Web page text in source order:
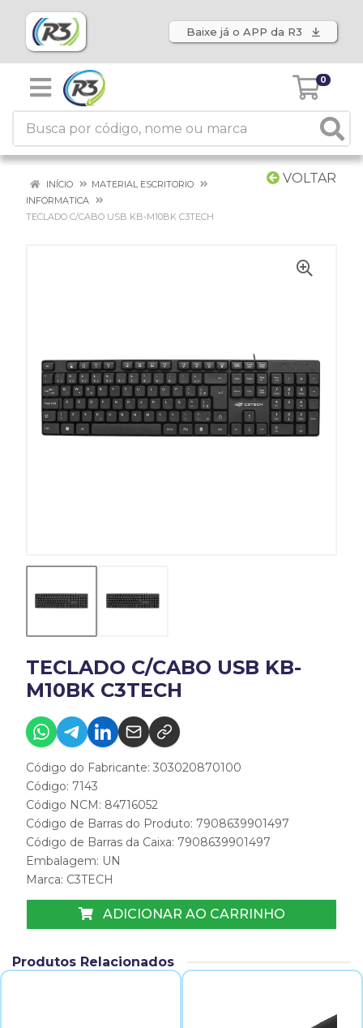
Baixe já o APP da R3
0
VOLTAR
INÍCIO
MATERIAL ESCRITORIO
INFORMATICA
TECLADO C/CABO USB KB-M10BK C3TECH
TECLADO C/CABO USB KB-
M10BK C3TECH
Código do Fabricante: 303020870100
Código: 7143
Código NCM: 84716052
Código de Barras do Produto: 7908639901497
Código de Barras da Caixa: 7908639901497
Embalagem: UN
Marca: C3TECH
ADICIONAR AO CARRINHO
Produtos Relacionados